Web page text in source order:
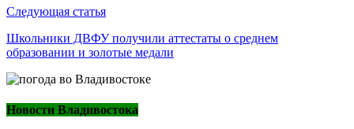
Следующая статья
Школьники ДВФУ получили аттестаты о среднем
образовании и золотые медали
Новости Владивостока